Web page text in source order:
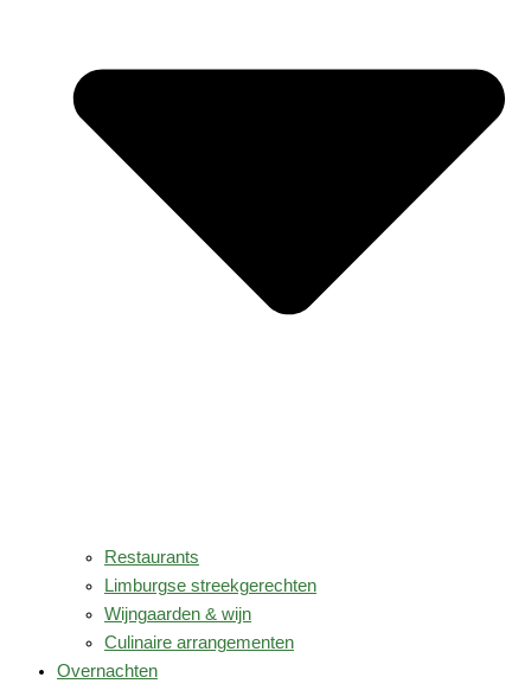
Restaurants
Limburgse streekgerechten
Wijngaarden & wijn
Culinaire arrangementen
Overnachten